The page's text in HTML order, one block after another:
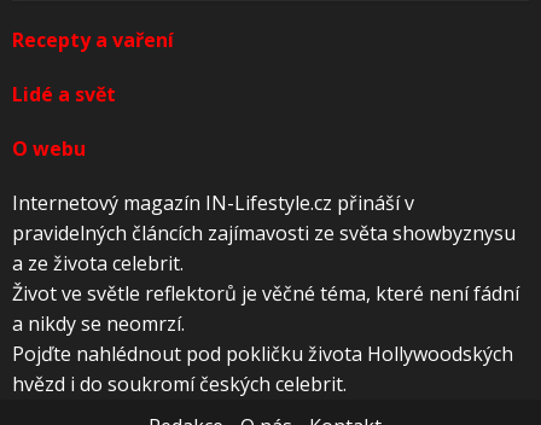
Recepty a vaření
Lidé a svět
O webu
Internetový magazín IN-Lifestyle.cz přináší v
pravidelných článcích zajímavosti ze světa showbyznysu
a ze života celebrit.
Život ve světle reflektorů je věčné téma, které není fádní
a nikdy se neomrzí.
Pojďte nahlédnout pod pokličku života Hollywoodských
hvězd i do soukromí českých celebrit.